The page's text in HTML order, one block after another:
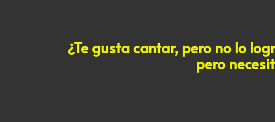
¿Te gusta cantar, pero no lo
pero